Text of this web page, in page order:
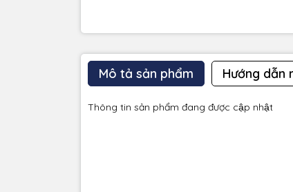
Mô tả sản phẩm Hướng dẫn
Thông tin sản phẩm đang được cập nhật